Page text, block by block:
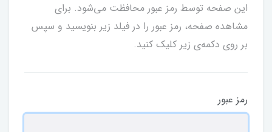
این صفحه توسط رمز عبور محافظت می‌شود. برای
مشاهده صفحه، رمز عبور را در فیلد زیر بنویسید و سپس
بر روی دکمه‌ی زیر کلیک کنید.
رمز عبور